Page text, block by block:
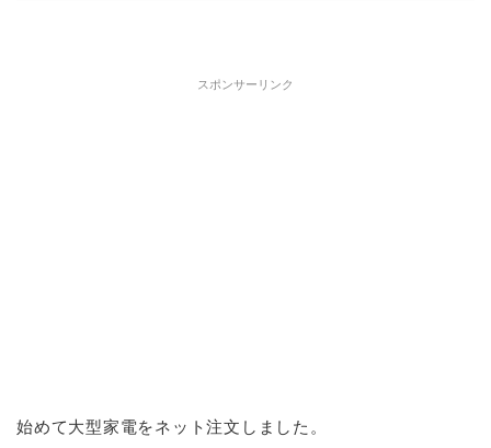
スポンサーリンク
始めて大型家電をネット注文しました。